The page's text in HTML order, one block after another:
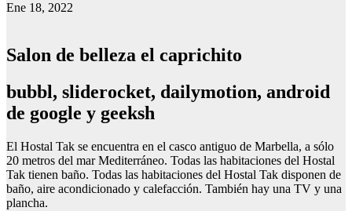
Ene 18, 2022
Salon de belleza el caprichito
bubbl, sliderocket, dailymotion, android
de google y geeksh
El Hostal Tak se encuentra en el casco antiguo de Marbella, a sólo
20 metros del mar Mediterráneo. Todas las habitaciones del Hostal
Tak tienen baño. Todas las habitaciones del Hostal Tak disponen de
baño, aire acondicionado y calefacción. También hay una TV y una
plancha.